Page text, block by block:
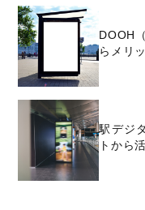
DOOH
らメリ
駅デジ
トから